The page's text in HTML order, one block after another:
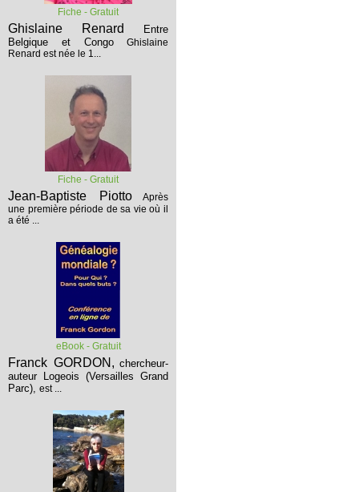
Fiche - Gratuit
Ghislaine Renard
Entre
Belgique et Congo
Ghislaine
Renard est née le 1...
Fiche - Gratuit
Jean-Baptiste Piotto
Après
une première période de sa vie où il
a été ...
eBook - Gratuit
Franck GORDON, chercheur-
auteur Logeois (Versailles Grand
Parc), est ...